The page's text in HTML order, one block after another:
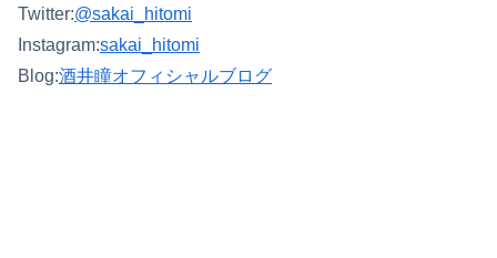
Twitter:@sakai_hitomi
Instagram:sakai_hitomi
Blog:酒井瞳オフィシャルブログ